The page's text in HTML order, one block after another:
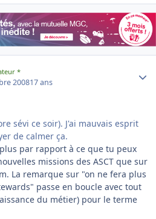
*
200817 ans
sévi ce soir). J'ai mauvais esprit
de calmer ça.
par rapport à ce que tu peux
missions des ASCT que sur
La remarque sur "on ne fera plus
passe en boucle avec tout
du métier) pour le terme